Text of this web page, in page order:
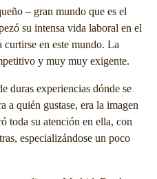
– gran mundo que es el
su intensa vida laboral en el
en este mundo. La
y muy muy exigente.
duras experiencias dónde se
a quién gustase, era la imagen
toda su atención en ella, con
especializándose un poco